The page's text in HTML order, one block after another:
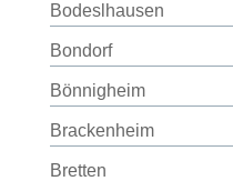
Bodeslhausen
Bondorf
Bönnigheim
Brackenheim
Bretten